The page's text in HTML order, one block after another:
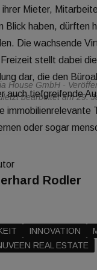
Mieter,
Blick haben, dürften
Die wachsende
stellt dabei
dar, die den
auch tiefgreifende
immobilienrelevante
oder sogar
und höheren
House GmbH -
bearbeitet am 29.
Rodler
INNOVATION
REAL ESTATE